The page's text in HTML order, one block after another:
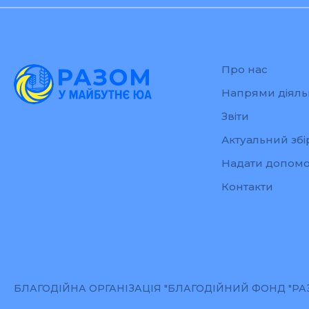
Про нас
Напрями
Звіти
Актуальний
Надати
Контакти
БЛАГОДІЙНА ОРГАНІЗАЦІЯ "БЛАГОДІЙНИЙ ФОНД